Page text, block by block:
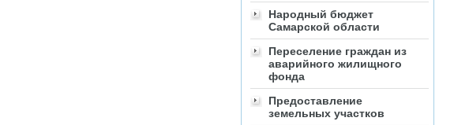
Народный бюджет
Самарской области
Переселение граждан из
аварийного жилищного
фонда
Предоставление
земельных участков